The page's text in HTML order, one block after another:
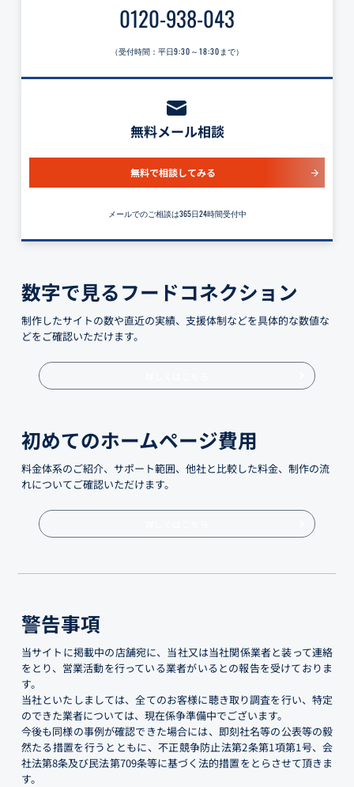
0120-938-043
（受付時間：平日9:30～18:30 まで）
無料メール相談
無料で相談してみる
メールでのご相談は365日24時間受付中
数字で見るフードコネクション
制作したサイトの数や直近の実績、支援体制などを具体的な数値な
どをご確認いただけます。
初めてのホームページ費用
料金体系のご紹介、サポート範囲、他社と比較した料金、制作の流
れについてご確認いただけます。
警告事項
当サイトに掲載中の店舗宛に、当社又は当社関係業者と装って連絡
をとり、営業活動を行っている業者がいるとの報告を受けておりま
す。
当社といたしましては、全てのお客様に聴き取り調査を行い、特定
のできた業者については、現在係争準備中でございます。
今後も同様の事例が確認できた場合には、即刻社名等の公表等の毅
然たる措置を行うとともに、不正競争防止法第2条第1項第1号、会
社法第8条及び民法第709条等に基づく法的措置をとらさせて頂きま
す。